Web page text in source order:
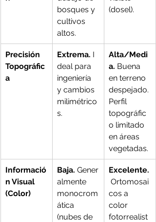
bosques y
cultivos
altos.
(dosel).
Precisión
Topográfic
a
Extrema. I
deal para
ingeniería
y cambios
milimétrico
s.
Alta/Medi
a. Buena
en terreno
despejado.
Perfil
topográfic
o limitado
en áreas
vegetadas.
Informació
n Visual
(Color)
Baja. Gener
almente
monocrom
ática
(nubes de
Excelente.
Ortomosai
cos a
color
fotorrealist